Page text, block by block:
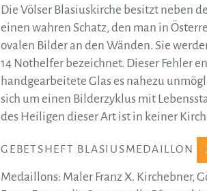
Die Völser Blasiuskirche besitzt neben
einen wahren Schatz, den man in
ovalen Bilder an den Wänden. Sie
14 Nothelfer bezeichnet. Dieser Fehler
handgearbeitete Glas es nahezu
sich um einen Bilderzyklus mit
des Heiligen dieser Art ist in keiner
GEBETSHEFT BLASIUSMEDAILLON
Medaillons: Maler Franz X. Kirchebner,